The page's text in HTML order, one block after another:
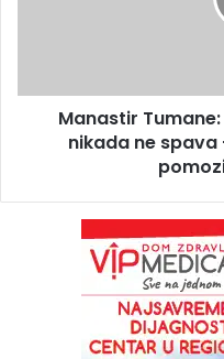
Manastir
nikada ne spava